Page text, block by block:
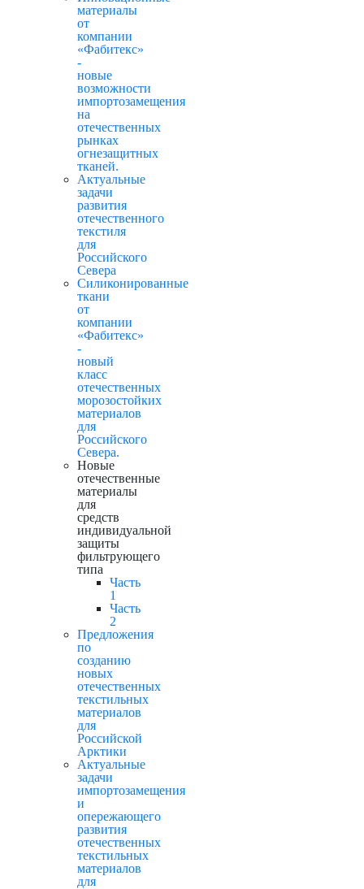
материалы
от
компании
«Фабитекс»
-
новые
возможности
импортозамещения
на
отечественных
рынках
огнезащитных
тканей.
Актуальные
задачи
развития
отечественного
текстиля
для
Российского
Севера
Силиконированные
ткани
от
компании
«Фабитекс»
-
новый
класс
отечественных
морозостойких
материалов
для
Российского
Севера.
Новые
отечественные
материалы
для
средств
индивидуальной
защиты
фильтрующего
типа
Часть
1
Часть
2
Предложения
по
созданию
новых
отечественных
текстильных
материалов
для
Российской
Арктики
Актуальные
задачи
импортозамещения
и
опережающего
развития
отечественных
текстильных
материалов
для